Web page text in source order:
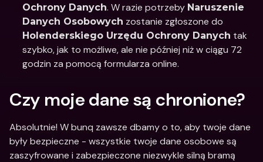
Ochrony Danych. W razie potrzeby Naruszenie
Danych Osobowych
Holenderskiego Urzędu Ochrony Danych tak
szybko, jak to możliwe, ale nie później niż w ciągu 72
godzin za pomocą formularza online.
Czy moje dane są chronione?
Absolutnie! W bunq zawsze dbamy o to, aby twoje dane
były bezpieczne - wszystkie twoje dane osobowe są
zaszyfrowane i zabezpieczone niezwykle silną bramą